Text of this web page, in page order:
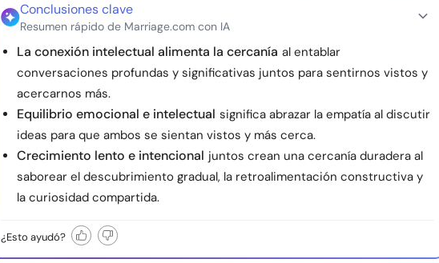
Conclusiones clave
Resumen rápido de Marriage.com con IA
La conexión intelectual alimenta la cercanía al entablar
conversaciones profundas y significativas juntos para sentirnos vistos y
acercarnos más.
Equilibrio emocional e intelectual significa abrazar la empatía al discutir
ideas para que ambos se sientan vistos y más cerca.
Crecimiento lento e intencional juntos crean una cercanía duradera al
saborear el descubrimiento gradual, la retroalimentación constructiva y
la curiosidad compartida.
¿Esto ayudó?